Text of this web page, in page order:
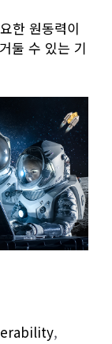
한 원동력이
둘 수 있는 기
,